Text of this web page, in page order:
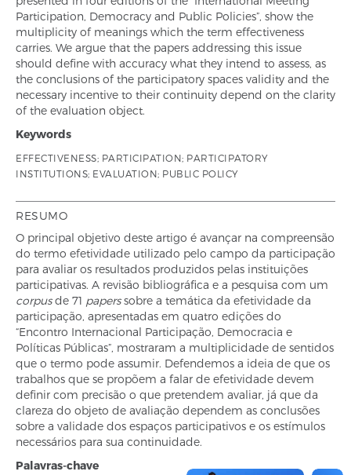
Participation, Democracy and Public Policies”, show the
multiplicity of meanings which the term effectiveness
carries. We argue that the papers addressing this issue
should define with accuracy what they intend to assess, as
the conclusions of the participatory spaces validity and the
necessary incentive to their continuity depend on the clarity
of the evaluation object.
Keywords
EFFECTIVENESS; PARTICIPATION; PARTICIPATORY
INSTITUTIONS; EVALUATION; PUBLIC POLICY
RESUMO
O principal objetivo deste artigo é avançar na compreensão
do termo efetividade utilizado pelo campo da participação
para avaliar os resultados produzidos pelas instituições
participativas. A revisão bibliográfica e a pesquisa com um
corpusde 71 paperssobre a temática da efetividade da
participação, apresentadas em quatro edições do
“Encontro Internacional Participação, Democracia e
Políticas Públicas”, mostraram a multiplicidade de sentidos
que o termo pode assumir. Defendemos a ideia de que os
trabalhos que se propõem a falar de efetividade devem
definir com precisão o que pretendem avaliar, já que da
clareza do objeto de avaliação dependem as conclusões
sobre a validade dos espaços participativos e os estímulos
necessários para sua continuidade.
Palavras-chave